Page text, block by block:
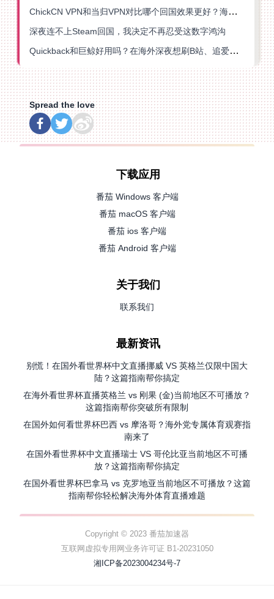
ChickCN VPN和当归VPN对比哪个回国效果更好？海外党亲测后选了它
深夜连不上Steam回国，我决定不再忍受这数字鸿沟
Quickback和巨鲸好用吗？在海外深夜想刷B站、追爱奇艺的你，或许正需要这份答案
Spread the love
下载应用
番茄 Windows 客户端
番茄 macOS 客户端
番茄 ios 客户端
番茄 Android 客户端
关于我们
联系我们
最新资讯
别慌！在国外看世界杯中文直播挪威 VS 英格兰仅限中国大
陆？这篇指南帮你搞定
在海外看世界杯直播英格兰 vs 刚果 (金)当前地区不可播放？
这篇指南帮你突破所有限制
在国外如何看世界杯巴西 vs 摩洛哥？海外党专属体育观赛指
南来了
在国外看世界杯中文直播瑞士 VS 哥伦比亚当前地区不可播
放？这篇指南帮你搞定
在国外看世界杯巴拿马 vs 克罗地亚当前地区不可播放？这篇
指南帮你轻松解决海外体育直播难题
Copyright © 2023 番茄加速器
互联网虚拟专用网业务许可证 B1-20231050
湘ICP备2023004234号-7